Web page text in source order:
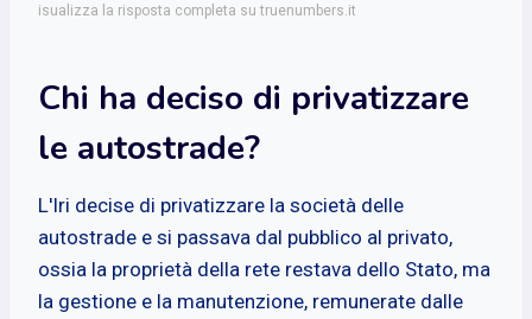
isualizza la risposta completa su truenumbers.it
Chi ha deciso di privatizzare
le autostrade?
L'Iri decise di privatizzare la società delle
autostrade e si passava dal pubblico al privato,
ossia la proprietà della rete restava dello Stato, ma
la gestione e la manutenzione, remunerate dalle